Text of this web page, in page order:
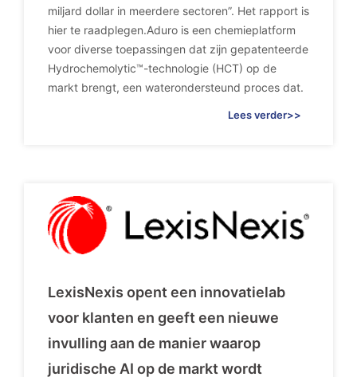
miljard dollar in meerdere sectoren”. Het rapport is
hier te raadplegen.Aduro is een chemieplatform
voor diverse toepassingen dat zijn gepatenteerde
Hydrochemolytic™-technologie (HCT) op de
markt brengt, een waterondersteund proces dat.
Lees verder>>
LexisNexis opent een innovatielab
voor klanten en geeft een nieuwe
invulling aan de manier waarop
juridische AI op de markt wordt